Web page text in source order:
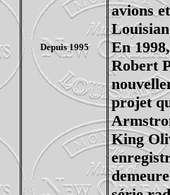
Depuis 1995
avions
En
Robert
projet
King